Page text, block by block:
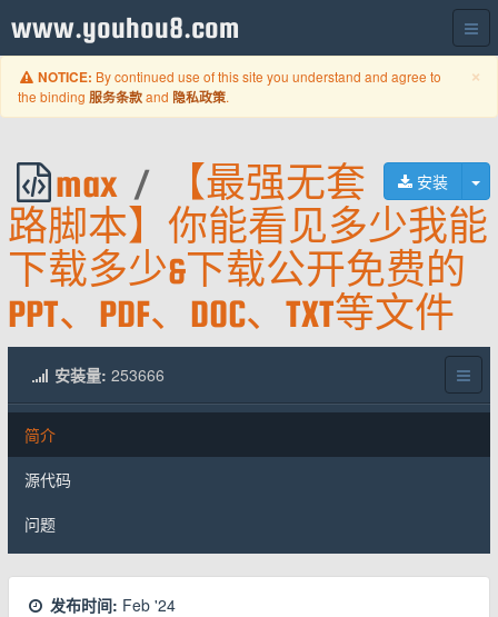
www.youhou8.com
×
NOTICE: By continued use of this site you understand and agree to
the binding 服务条款and 隐私政策.
安装
max /
【最强无套
路脚本】你能看见多少我能
下载多少&下载公开免费的
PPT、PDF、DOC、TXT等文件
安装量: 253666
简介
源代码
问题
发布时间: Feb '24